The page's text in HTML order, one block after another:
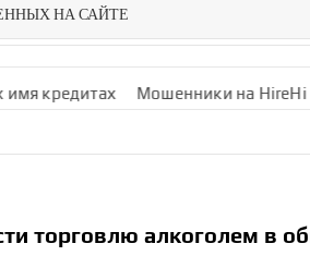
НА САЙТЕ
Мошенники на HireHi
тор­говлю алкоголем в